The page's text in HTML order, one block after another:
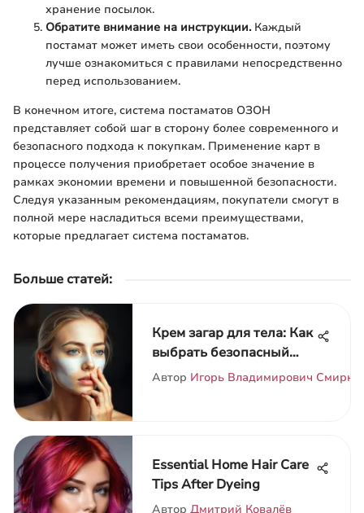
хранение посылок.
Обратите внимание на инструкции.Каждый
постамат может иметь свои особенности, поэтому
лучше ознакомиться с правилами непосредственно
перед использованием.
В конечном итоге, система постаматов ОЗОН
представляет собой шаг в сторону более современного и
безопасного подхода к покупкам. Применение карт в
процессе получения приобретает особое значение в
рамках экономии времени и повышенной безопасности.
Следуя указанным рекомендациям, покупатели смогут в
полной мере насладиться всеми преимуществами,
которые предлагает система постаматов.
Больше статей:
Крем загар для тела: Как
выбрать безопасный
продукт
Автор Игорь Владимирович
Essential Home Hair Care
Tips After Dyeing
Автор Дмитрий Ковалёв